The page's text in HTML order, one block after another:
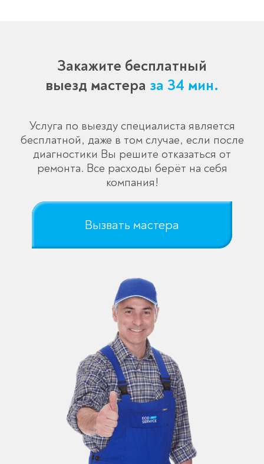
Закажите бесплатный
выезд мастера за 34 мин.
Услуга по выезду специалиста является
бесплатной, даже в том случае, если после
диагностики Вы решите отказаться от
ремонта. Все расходы берёт на себя
компания!
Вызвать мастера